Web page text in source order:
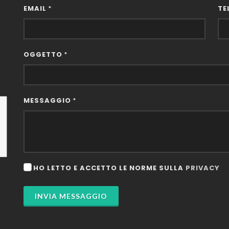
EMAIL *
OGGETTO *
MESSAGGIO *
HO LETTO E ACCETTO LE NORME SULLA PRIVACY
INVIA MESSAGGIO